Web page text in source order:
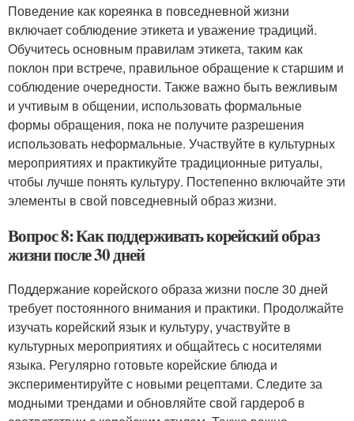
Поведение как кореянка в повседневной жизни
включает соблюдение этикета и уважение традиций.
Обучитесь основным правилам этикета, таким как
поклон при встрече, правильное обращение к старшим и
соблюдение очередности. Также важно быть вежливым
и учтивым в общении, использовать формальные
формы обращения, пока не получите разрешения
использовать неформальные. Участвуйте в культурных
мероприятиях и практикуйте традиционные ритуалы,
чтобы лучше понять культуру. Постепенно включайте эти
элементы в свой повседневный образ жизни.
Вопрос 8: Как поддерживать корейский образ
жизни после 30 дней
Поддержание корейского образа жизни после 30 дней
требует постоянного внимания и практики. Продолжайте
изучать корейский язык и культуру, участвуйте в
культурных мероприятиях и общайтесь с носителями
языка. Регулярно готовьте корейские блюда и
экспериментируйте с новыми рецептами. Следите за
модными трендами и обновляйте свой гардероб в